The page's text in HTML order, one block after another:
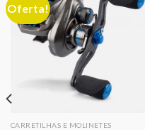
Oferta!
Adicionar
CARRETILHAS E MOLINETES